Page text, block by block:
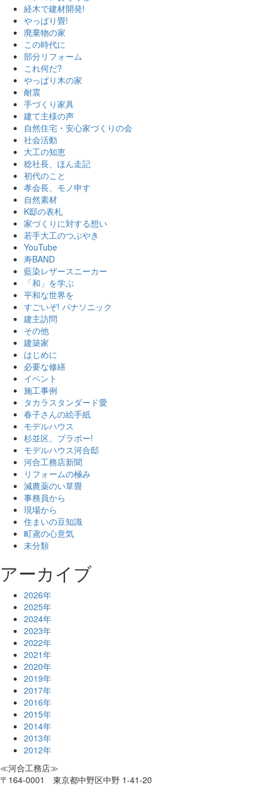
経木で建材開発!
やっぱり畳!
廃棄物の家
この時代に
部分リフォーム
これ何だ?
やっぱり木の家
耐震
手づくり家具
建て主様の声
自然住宅・安心家づくりの会
社会活動
大工の知恵
稔社長、ほん走記
初代のこと
孝会長、モノ申す
自然素材
K邸の表札
家づくりに対する想い
若手大工のつぶやき
YouTube
寿BAND
藍染レザースニーカー
「和」を学ぶ
平和な世界を
すごいぞ! パナソニック
建主訪問
その他
建築家
はじめに
必要な修繕
イベント
施工事例
タカラスタンダード愛
春子さんの絵手紙
モデルハウス
杉並区、ブラボー!
モデルハウス河合邸
河合工務店新聞
リフォームの極み
減農薬のい草畳
事務員から
現場から
住まいの豆知識
町鳶の心意気
未分類
アーカイブ
2026年
2025年
2024年
2023年
2022年
2021年
2020年
2019年
2017年
2016年
2015年
2014年
2013年
2012年
≪河合工務店≫
〒164-0001 東京都中野区中野 1-41-20